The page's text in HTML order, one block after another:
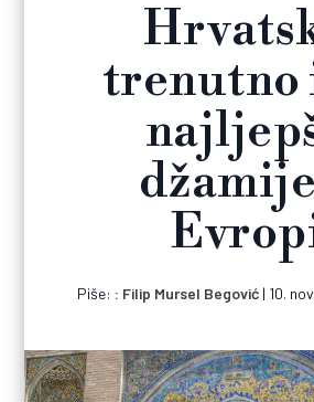
trenutno
Piše: Filip Mursel Begović | 10.